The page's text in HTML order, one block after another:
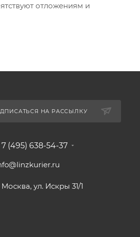
отложениям и
НА РАССЫЛКУ
7 (495) 638-54-37
Москва, ул. Искры 31/1